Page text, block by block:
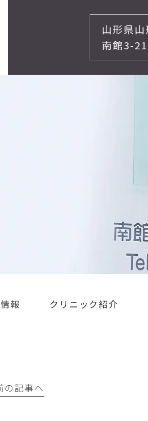
山形県山
南館3-
報 クリニック紹介
の記事へ